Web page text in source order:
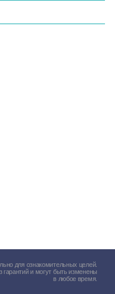
для ознакомительных целей.
и могут быть изменены
в любое время.